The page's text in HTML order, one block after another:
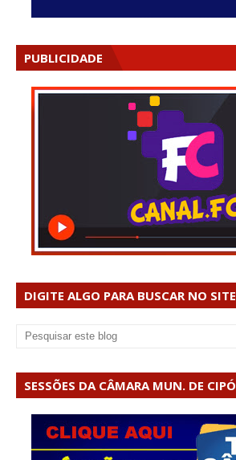
PUBLICIDADE
DIGITE ALGO PARA BUSCAR NO SITE
SESSÕES DA CÂMARA MUN. DE CIPÓ